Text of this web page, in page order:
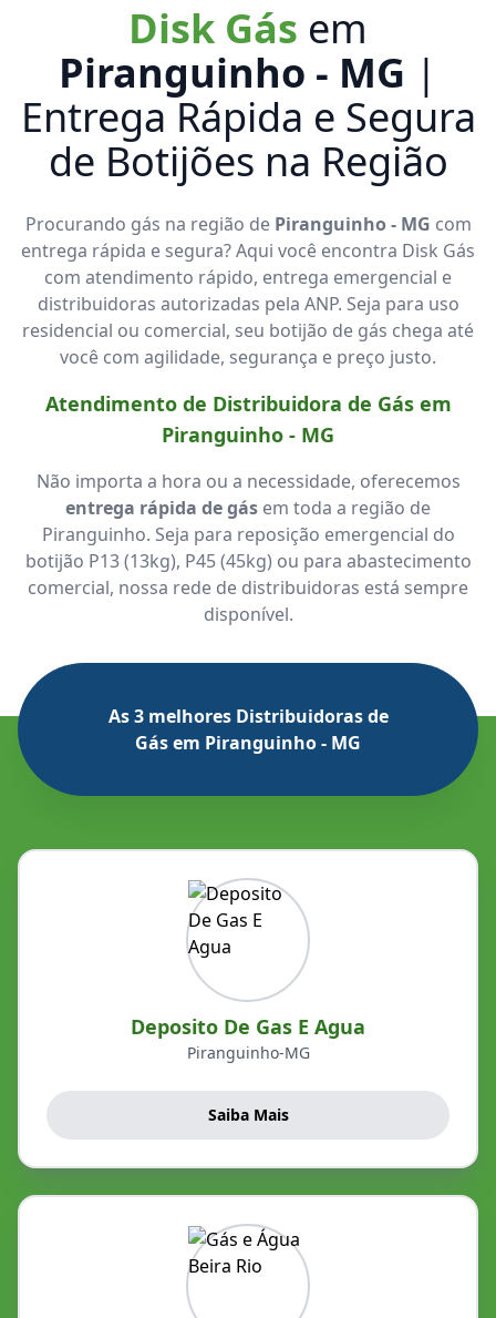
Disk Gás em
Piranguinho - MG |
Entrega Rápida e Segura
de Botijões na Região
Procurando gás na região de Piranguinho - MG com
entrega rápida e segura? Aqui você encontra Disk Gás
com atendimento rápido, entrega emergencial e
distribuidoras autorizadas pela ANP. Seja para uso
residencial ou comercial, seu botijão de gás chega até
você com agilidade, segurança e preço justo.
Atendimento de Distribuidora de Gás em
Piranguinho - MG
Não importa a hora ou a necessidade, oferecemos
entrega rápida de gás em toda a região de
Piranguinho. Seja para reposição emergencial do
botijão P13 (13kg), P45 (45kg) ou para abastecimento
comercial, nossa rede de distribuidoras está sempre
disponível.
As 3 melhores Distribuidoras de
Gás em Piranguinho - MG
Deposito De Gas E Agua
Piranguinho-MG
Saiba Mais